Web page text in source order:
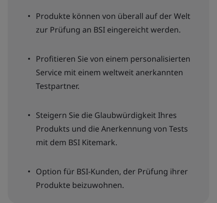
Produkte können von überall auf der Welt
zur Prüfung an BSI eingereicht werden.
Profitieren Sie von einem personalisierten
Service mit einem weltweit anerkannten
Testpartner.
Steigern Sie die Glaubwürdigkeit Ihres
Produkts und die Anerkennung von Tests
mit dem BSI Kitemark.
Option für BSI-Kunden, der Prüfung ihrer
Produkte beizuwohnen.